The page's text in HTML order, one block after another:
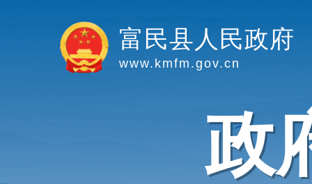
富民县人民政府
www.kmfm.gov.cn
政